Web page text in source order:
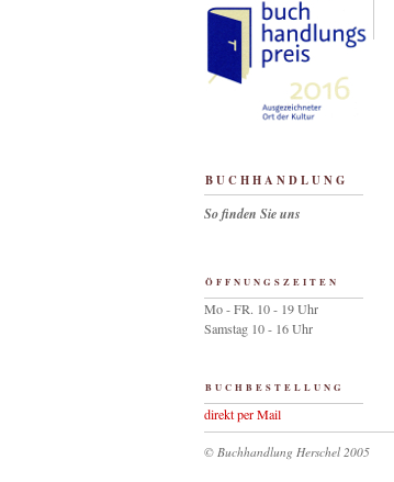
BUCHHANDLUNG
So finden Sie uns
ÖFFNUNGSZEITEN
Mo - FR. 10 - 19 Uhr
Samstag 10 - 16 Uhr
BUCHBESTELLUNG
direkt per Mail
© Buchhandlung Herschel 2005